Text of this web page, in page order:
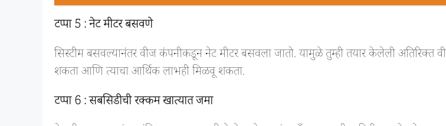
टप्पा 5 : नेट मीटर बसवणे
सिस्टीम बसवल्यानंतर वीज कंपनीकडून नेट मीटर बसवला जातो. यामुळे तुम्ही तयार केलेली अतिरिक्त
शकता आणि त्याचा आर्थिक लाभही मिळवू शकता.
टप्पा 6 : सबसिडीची रक्कम खात्यात जमा